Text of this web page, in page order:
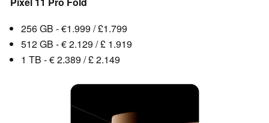
256 GB - €1.999 / £1.799
512 GB - € 2.129 / £ 1.919
1 TB - € 2.389 / £ 2.149